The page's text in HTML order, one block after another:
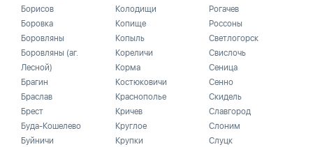
Борисов
Боровка
Боровляны
Боровляны (аг.
Лесной)
Брагин
Браслав
Брест
Буда-Кошелево
Буйничи
Колодищи
Копище
Копыль
Кореличи
Корма
Костюковичи
Краснополье
Кричев
Круглое
Крупки
Рогачев
Россоны
Светлогорск
Свислочь
Сеница
Сенно
Скидель
Славгород
Слоним
Слуцк